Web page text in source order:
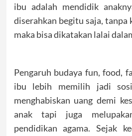
ibu adalah mendidik
diserahkan begitu saja, tanpa
maka bisa dikatakan lalai
Pengaruh budaya fun, food,
ibu lebih memilih jadi
menghabiskan uang demi
anak tapi juga
pendidikan agama. Sejak